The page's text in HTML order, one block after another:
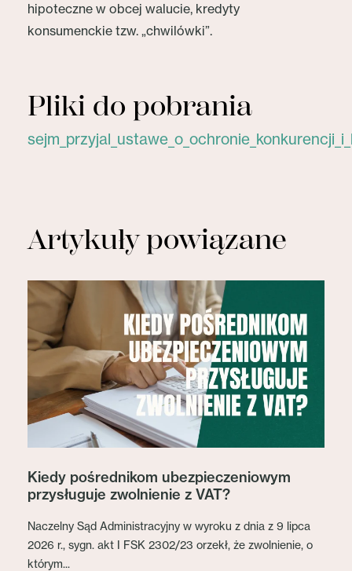
hipoteczne w obcej walucie, kredyty
konsumenckie tzw. „chwilówki”.
Pliki do pobrania
Artykuły powiązane
Kiedy pośrednikom ubezpieczeniowym
przysługuje zwolnienie z VAT?
Naczelny Sąd Administracyjny w wyroku z dnia z 9 lipca
2026 r., sygn. akt I FSK 2302/23 orzekł, że zwolnienie, o
którym...